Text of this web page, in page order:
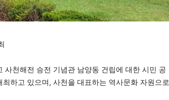
천해전 승전 기념관 남양동 건립에 대한 시민 공
하고 있으며, 사천을 대표하는 역사문화 자원으로